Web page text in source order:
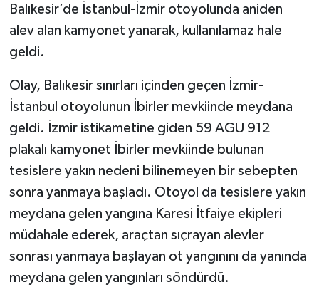
Balıkesir’de İstanbul-İzmir otoyolunda aniden
alev alan kamyonet yanarak, kullanılamaz hale
geldi.
Olay, Balıkesir sınırları içinden geçen İzmir-
İstanbul otoyolunun İbirler mevkiinde meydana
geldi. İzmir istikametine giden 59 AGU 912
plakalı kamyonet İbirler mevkiinde bulunan
tesislere yakın nedeni bilinemeyen bir sebepten
sonra yanmaya başladı. Otoyol da tesislere yakın
meydana gelen yangına Karesi İtfaiye ekipleri
müdahale ederek, araçtan sıçrayan alevler
sonrası yanmaya başlayan ot yangınını da yanında
meydana gelen yangınları söndürdü.